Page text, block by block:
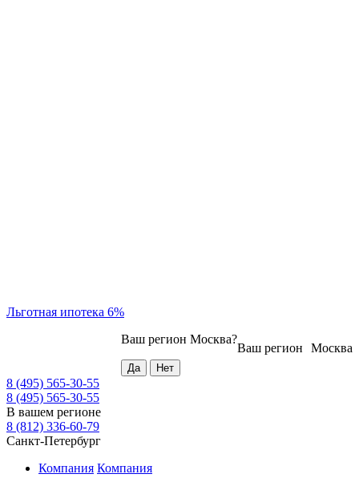
Льготная ипотека 6%
Москва
Ваш регион
Ваш регион Москва?
8 (495) 565-30-55
8 (495) 565-30-55
В вашем регионе
8 (812) 336-60-79
Санкт-Петербург
Компания Компания